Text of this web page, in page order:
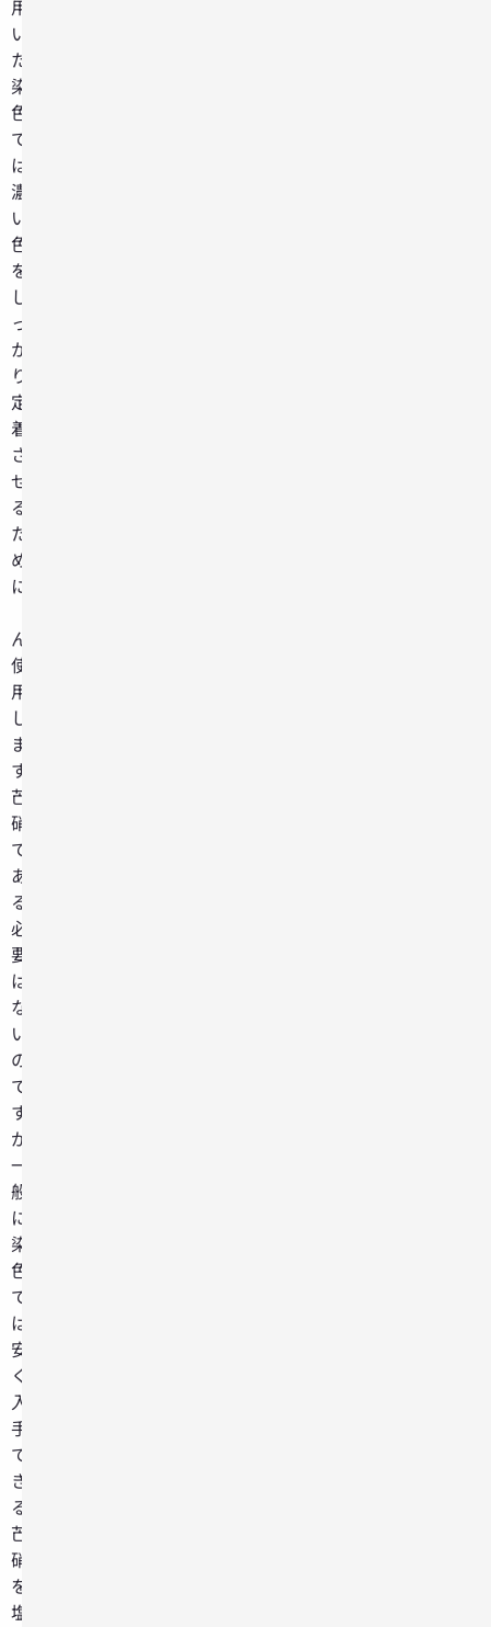
用
い
た
染
色）
で
は、
濃
い
色
を
し
っ
か
り
定
着
さ
せ
る
た
め
に、”塩
ん）”を
使
用
し
ま
す。
芒
硝
で
あ
る
必
要
は
な
い
の
で
す
が、
一
般
に
染
色
で
は
安
く
入
手
で
き
る
芒
硝
を
塩